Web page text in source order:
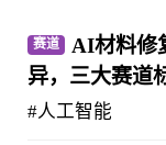
赛道
AI材料修
异，三大赛道
#人工智能